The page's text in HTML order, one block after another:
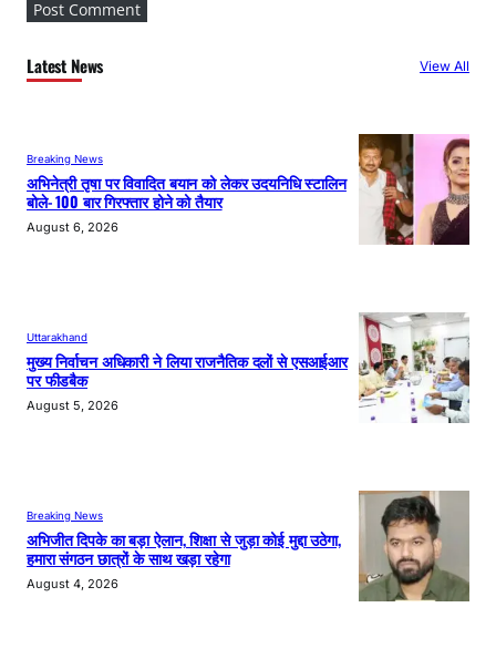
Latest News View All
Breaking News
अभिनेत्री तृषा पर विवादित बयान को लेकर उदयनिधि स्टालिन
बोले- 100 बार गिरफ्तार होने को तैयार
August 6, 2026
Uttarakhand
मुख्य निर्वाचन अधिकारी ने लिया राजनैतिक दलों से एसआईआर
पर फीडबैक
August 5, 2026
Breaking News
अभिजीत दिपके का बड़ा ऐलान, शिक्षा से जुड़ा कोई मुद्दा उठेगा,
हमारा संगठन छात्रों के साथ खड़ा रहेगा
August 4, 2026